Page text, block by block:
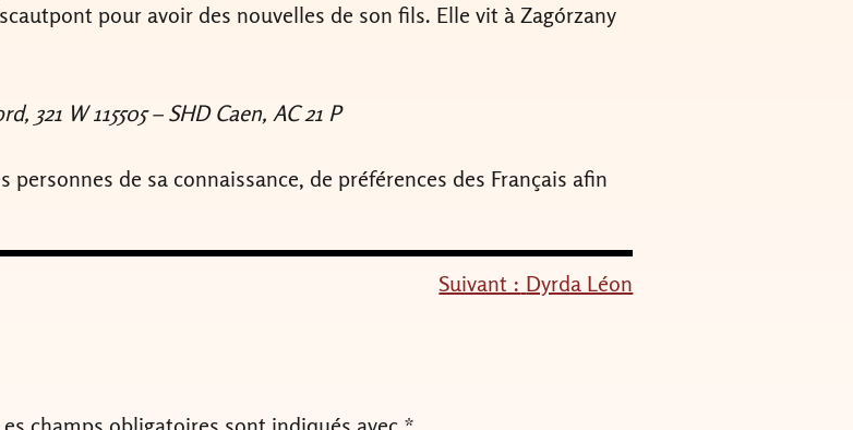
pour avoir des nouvelles de son fils. Elle vit à Zagórzany
W 115505 – SHD Caen, AC 21 P
personnes de sa connaissance, de préférences des Français afin
Suivant : Dyrda Léon